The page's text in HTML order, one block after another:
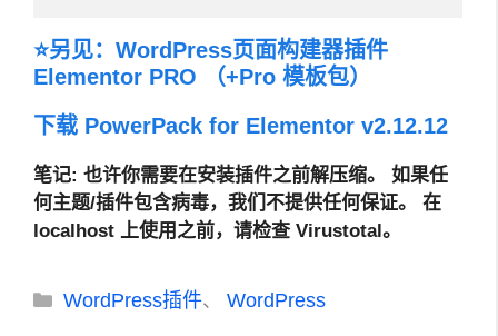
⭐另见： WordPress页面构建器插件
Elementor PRO （+Pro 模板包）
下载 PowerPack for Elementor v2.12.12
笔记: 也许你需要在安装插件之前解压缩。 如果任
何主题/插件包含病毒，我们不提供任何保证。 在
localhost 上使用之前，请检查 Virustotal。
分
WordPress插件、WordPress